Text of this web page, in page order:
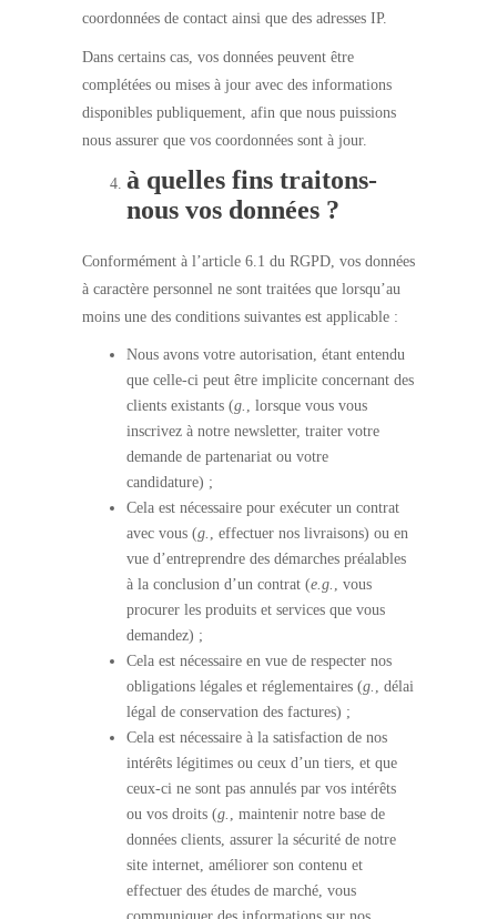
coordonnées de contact ainsi que des adresses IP.
Dans certains cas, vos données peuvent être
complétées ou mises à jour avec des informations
disponibles publiquement, afin que nous puissions
nous assurer que vos coordonnées sont à jour.
à quelles fins traitons-
nous vos données ?
Conformément à l’article 6.1 du RGPD, vos données
à caractère personnel ne sont traitées que lorsqu’au
moins une des conditions suivantes est applicable :
Nous avons votre autorisation, étant entendu
que celle-ci peut être implicite concernant des
clients existants (g. , lorsque vous vous
inscrivez à notre newsletter, traiter votre
demande de partenariat ou votre
candidature) ;
Cela est nécessaire pour exécuter un contrat
avec vous (g. , effectuer nos livraisons) ou en
vue d’entreprendre des démarches préalables
à la conclusion d’un contrat (e.g. , vous
procurer les produits et services que vous
demandez) ;
Cela est nécessaire en vue de respecter nos
obligations légales et réglementaires (g. , délai
légal de conservation des factures) ;
Cela est nécessaire à la satisfaction de nos
intérêts légitimes ou ceux d’un tiers, et que
ceux-ci ne sont pas annulés par vos intérêts
ou vos droits (g. , maintenir notre base de
données clients, assurer la sécurité de notre
site internet, améliorer son contenu et
effectuer des études de marché, vous